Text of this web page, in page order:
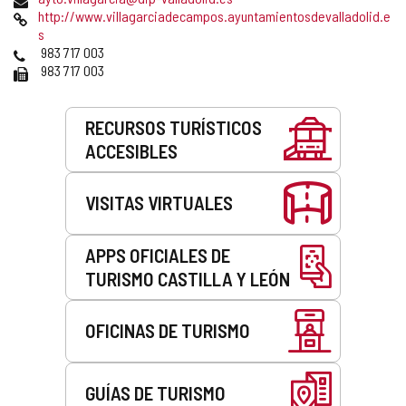
de
correo
electrónico
Página
Web
http://www.villagarciadecampos.ayuntamientosdevalladolid.e
s
Teléfonos
983 717 003
Fax
983 717 003
RECURSOS TURÍSTICOS
ACCESIBLES
VISITAS VIRTUALES
APPS OFICIALES DE
TURISMO CASTILLA Y LEÓN
OFICINAS DE TURISMO
GUÍAS DE TURISMO